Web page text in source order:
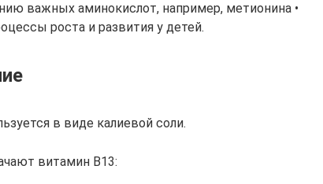
важных аминокислот, например, метионина •
роста и развития у детей.
в виде калиевой соли.
витамин В13: